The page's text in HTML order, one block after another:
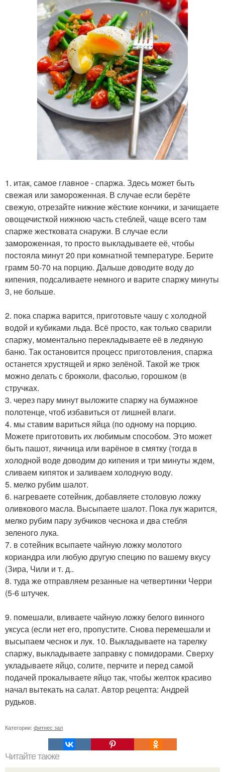
1. итак, самое главное - спаржа. Здесь может быть
свежая или замороженная. В случае если берёте
свежую, отрезайте нижние жёсткие кончики, и зачищаете
овощечисткой нижнюю часть стеблей, чаще всего там
спарже жестковата снаружи. В случае если
замороженная, то просто выкладываете её, чтобы
постояла минут 20 при комнатной температуре. Берите
грамм 50-70 на порцию. Дальше доводите воду до
кипения, подсаливаете немного и варите спаржу минуты
3, не больше.
2. пока спаржа варится, приготовьте чашу с холодной
водой и кубиками льда. Всё просто, как только сварили
спаржу, моментально перекладываете её в ледяную
баню. Так остановится процесс приготовления, спаржа
останется хрустящей и ярко зелёной. Такой же трюк
можно делать с брокколи, фасолью, горошком (в
стручках.
3. через пару минут выложите спаржу на бумажное
полотенце, чтоб избавиться от лишней влаги.
4. мы ставим вариться яйца (по одному на порцию.
Можете приготовить их любимым способом. Это может
быть пашот, яичница или варёное в смятку (тогда в
холодной воде доводим до кипения и три минуты ждем,
сливаем кипяток и заливаем холодную воду.
5. мелко рубим шалот.
6. нагреваете сотейник, добавляете столовую ложку
оливкового масла. Высыпаете шалот. Пока лук жарится,
мелко рубим пару зубчиков чеснока и два стебля
зеленого лука.
7. в сотейник всыпаете чайную ложку молотого
кориандра или любую другую специю по вашему вкусу
(Зира, Чили и т. д..
8. туда же отправляем резанные на четвертинки Черри
(5-6 штучек.
9. помешали, вливаете чайную ложку белого винного
уксуса (если нет его, пропустите. Снова перемешали и
высыпаем чеснок и лук. 10. Выкладываете на тарелку
спаржу, выкладываете заправку с помидорами. Сверху
укладываете яйцо, солите, перчите и перед самой
подачей прокалываете яйцо так, чтобы желток красиво
начал вытекать на салат. Автор рецепта: Андрей
рудьков.
Категории: фитнес зал
Читайте также